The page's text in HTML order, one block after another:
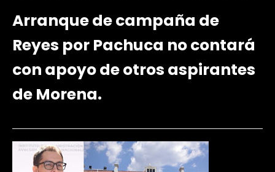
Arranque de campaña de
Reyes por Pachuca no contará
con apoyo de otros aspirantes
de Morena.